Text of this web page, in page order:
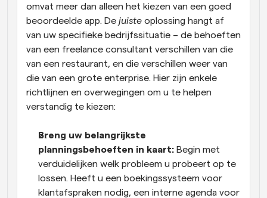
omvat meer dan alleen het kiezen van een goed
beoordeelde app. De juiste oplossing hangt af
van uw specifieke bedrijfssituatie – de behoeften
van een freelance consultant verschillen van die
van een restaurant, en die verschillen weer van
die van een grote enterprise. Hier zijn enkele
richtlijnen en overwegingen om u te helpen
verstandig te kiezen:
Breng uw belangrijkste
planningsbehoeften in kaart: Begin met
verduidelijken welk probleem u probeert op te
lossen. Heeft u een boekingssysteem voor
klantafspraken nodig, een interne agenda voor